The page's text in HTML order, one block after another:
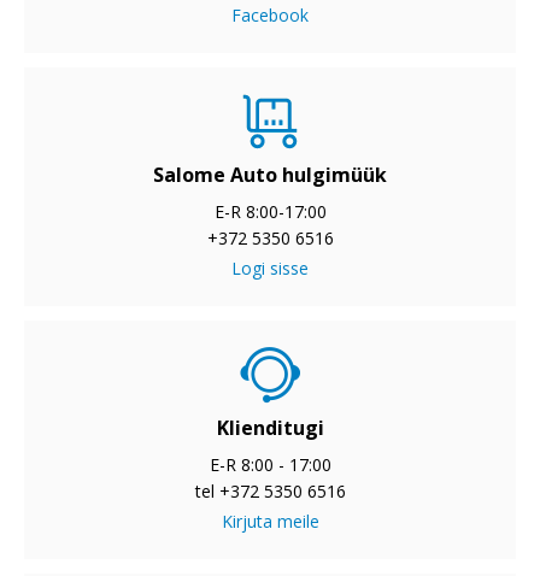
Facebook
Salome Auto hulgimüük
E-R 8:00-17:00
+372 5350 6516
Logi sisse
Klienditugi
E-R 8:00 - 17:00
tel +372 5350 6516
Kirjuta meile